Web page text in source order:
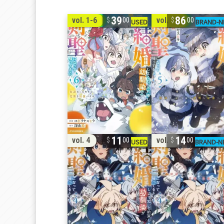
vol. 1-6 3900 vol. 1-58600
vol. 4 1100 vol. 4 1400